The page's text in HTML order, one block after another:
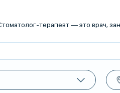
терапевт — это врач, занимающийся диагностикой, лечением и профилактикой заболеваний зубов и десен. Он специализируется на терапевтическом